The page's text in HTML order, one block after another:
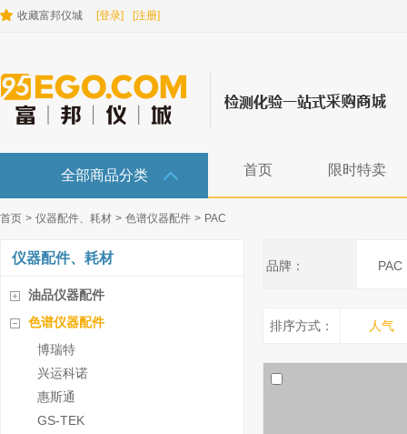
收藏富邦仪城 [登录] [注册]
全部商品分类 首页 限时特卖
首页 > 仪器配件、耗材 > 色谱仪器配件 > PAC
仪器配件、耗材
油品仪器配件
色谱仪器配件
博瑞特
兴运科诺
惠斯通
GS-TEK
品牌： PAC
排序方式： 人气